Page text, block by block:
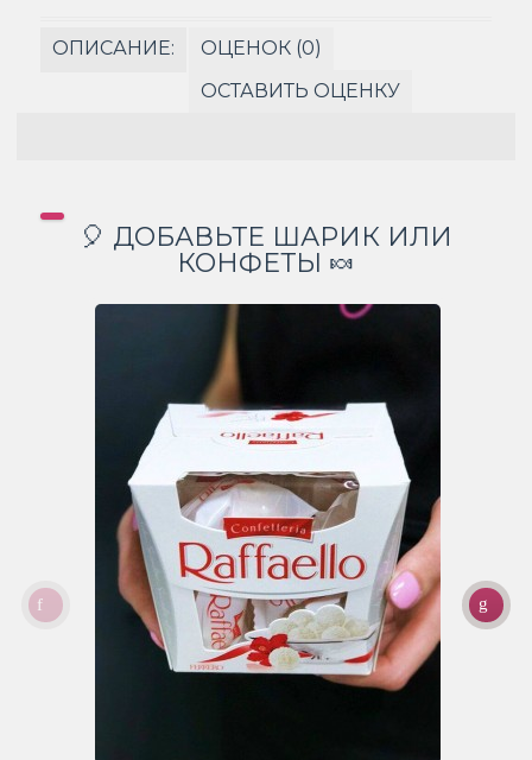
ОПИСАНИЕ:
ОЦЕНОК (0)
ОСТАВИТЬ ОЦЕНКУ
🎈 ДОБАВЬТЕ ШАРИК ИЛИ
КОНФЕТЫ 🍬